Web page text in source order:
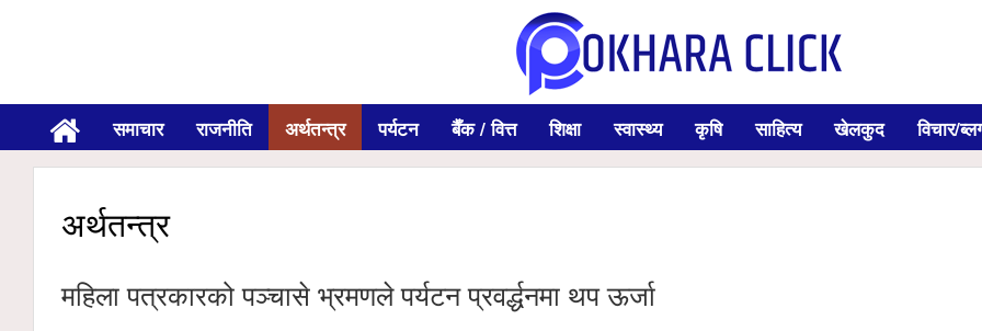
समाचार राजनीति अर्थतन्त्र पर्यटन बैँक / वित्त शिक्षा स्वास्थ्य कृषि साहित्य खेलकुद विचार/
अर्थतन्त्र
महिला पत्रकारको पञ्चासे भ्रमणले पर्यटन प्रवर्द्धनमा थप ऊर्जा